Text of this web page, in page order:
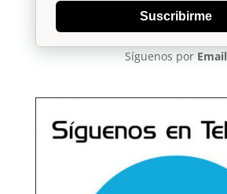
Suscribirme
Síguenos por Email